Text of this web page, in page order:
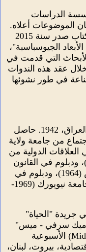
الدراسات
الموضوعات أعلاه.
وتم نشر دراسات الندوة الأولى في كتاب صدر سنة 2015
الجيوسباسبة"،
التي قدمت في
عقد هذه الندوات
في طور نشوئها
من مواليد بغداد، العراق، 1942. حاصل
من جامعة ولاية
في العلاقات الدولية من
جونز هوبكنز، واشنطن (1972)، ودبلوم في القانون
الدولي من جامعة رايس في تكساس (1964)، ودبلوم في
الدراسات اليهودية والإسرائيلية من جامعة نيويورك (1969-
جريدة "الحياة"
سرفي - ميس"
) الأسبوعية
بيروت، لبنان،